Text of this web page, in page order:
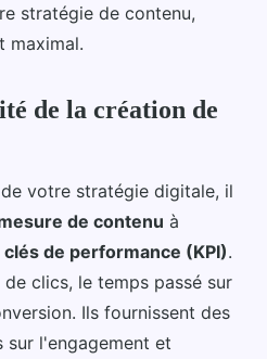
stratégie de contenu,
maximal.
de la création de
votre stratégie digitale, il
de contenu à
de performance (KPI).
clics, le temps passé sur
Ils fournissent des
sur l'engagement et